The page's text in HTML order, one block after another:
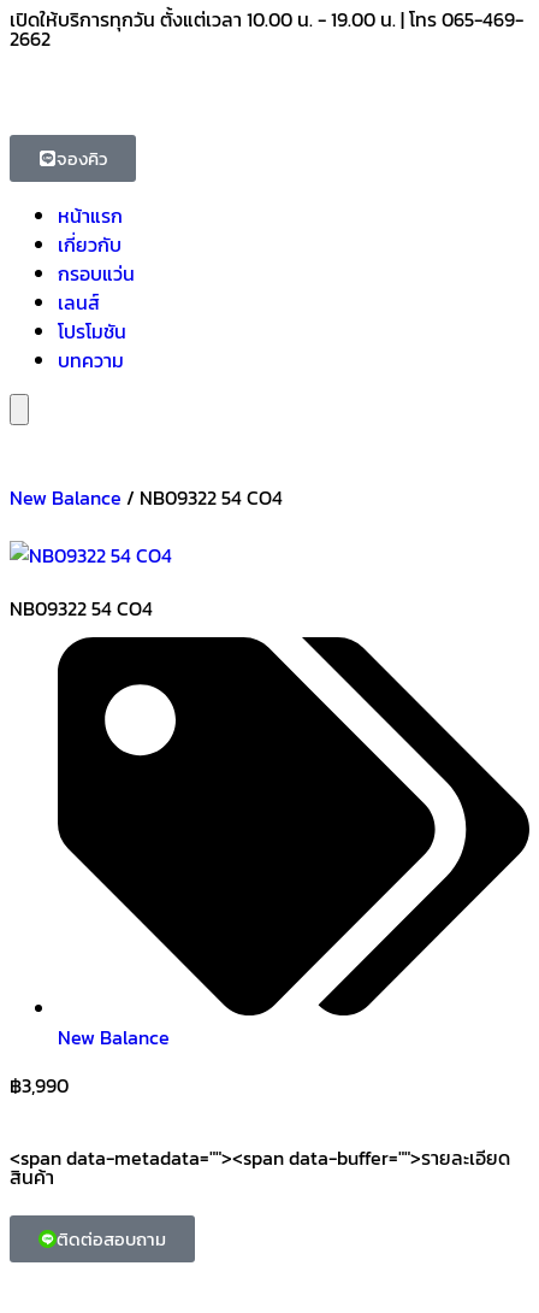
เปิดให้บริการทุกวัน ตั้งแต่เวลา 10.00 น. - 19.00 น. | โทร 065-469-
2662
จองคิว
หน้าแรก
เกี่ยวกับ
กรอบแว่น
เลนส์
โปรโมชัน
บทความ
New Balance / NB09322 54 CO4
NB09322 54 CO4
New Balance
฿3,990
<span data-metadata=""><span data-buffer="">รายละเอียด
สินค้า
ติดต่อสอบถาม